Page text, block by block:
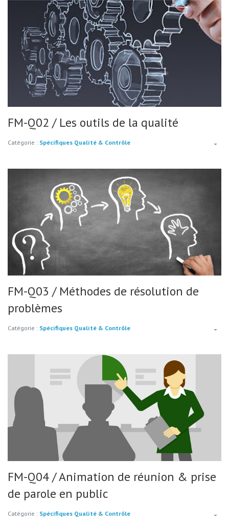
FM-Q02 / Les outils de la qualité
Catégorie : Spécifiques Qualité & Contrôle
FM-Q03 / Méthodes de résolution de
problèmes
Catégorie : Spécifiques Qualité & Contrôle
FM-Q04 / Animation de réunion & prise
de parole en public
Catégorie : Spécifiques Qualité & Contrôle